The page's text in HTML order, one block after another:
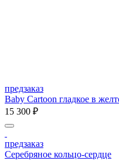
предзаказ
Baby Cartoon гладкое в
15 300 ₽
предзаказ
Серебряное кольцо-сердце